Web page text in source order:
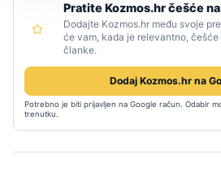
Pratite Kozmos.hr češće
Dodajte Kozmos.hr među svoje
će vam, kada je relevantno,
članke.
Dodaj Kozmos.hr na
Potrebno je biti prijavljen na Google račun. Odabir
trenutku.